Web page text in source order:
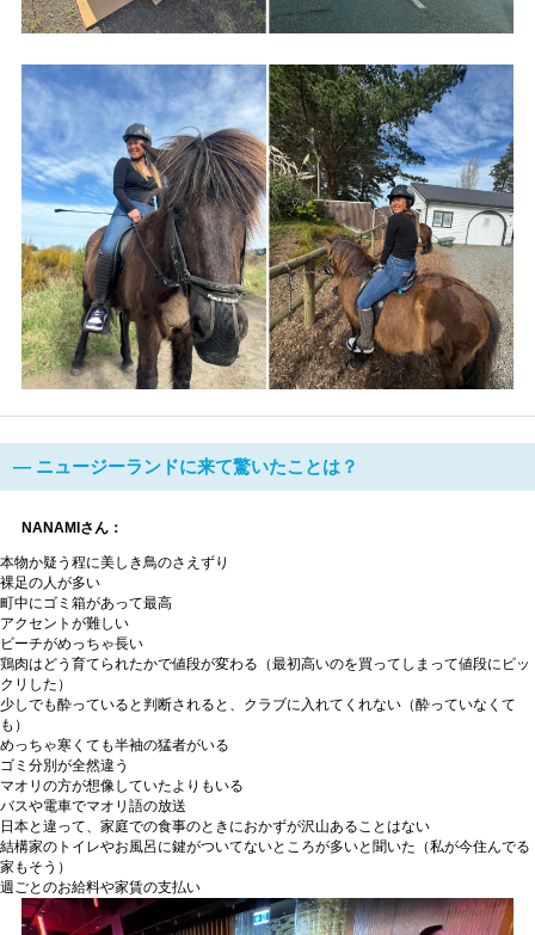
― ニュージーランドに来て驚いたことは？
NANAMIさん：
本物か疑う程に美しき鳥のさえずり
裸足の人が多い
町中にゴミ箱があって最高
アクセントが難しい
ビーチがめっちゃ長い
鶏肉はどう育てられたかで値段が変わる（最初高いのを買ってしまって値段にビッ
クリした）
少しでも酔っていると判断されると、クラブに入れてくれない（酔っていなくて
も）
めっちゃ寒くても半袖の猛者がいる
ゴミ分別が全然違う
マオリの方が想像していたよりもいる
バスや電車でマオリ語の放送
日本と違って、家庭での食事のときにおかずが沢山あることはない
結構家のトイレやお風呂に鍵がついてないところが多いと聞いた（私が今住んでる
家もそう）
週ごとのお給料や家賃の支払い